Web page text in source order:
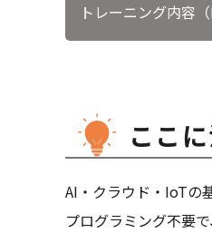
トレーニング内容（
ここ
AI・クラウド・IoTの
プログラミング不要